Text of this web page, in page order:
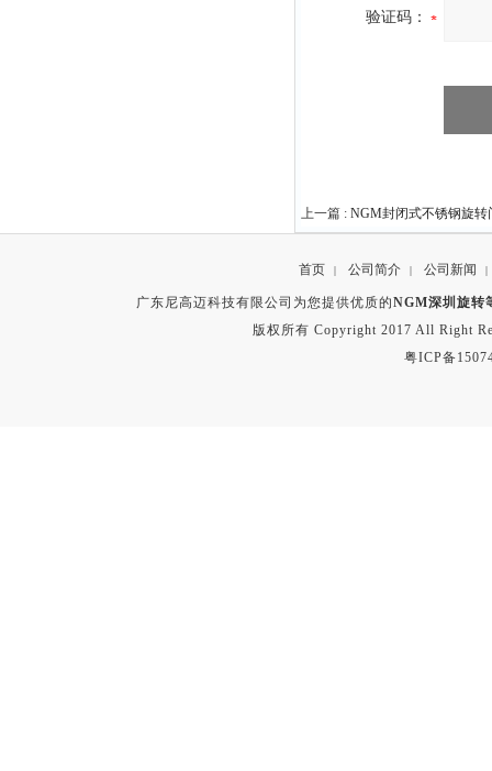
验证码：
上一篇 : NGM封闭式不锈钢旋转
首页 | 公司简介 | 公司新闻 |
广东尼高迈科技有限公司为您提供优质的NGM深圳旋转
版权所有 Copyright 2017 All Right
粤ICP备